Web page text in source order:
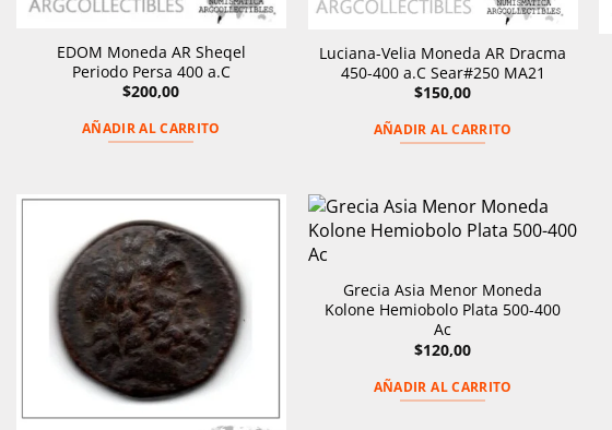
EDOM Moneda AR Sheqel
Periodo Persa 400 a.C
$200,00
AÑADIR AL CARRITO
Luciana-Velia Moneda AR Dracma
450-400 a.C Sear#250 MA21
$150,00
AÑADIR AL CARRITO
Grecia Asia Menor Moneda
Kolone Hemiobolo Plata 500-400
Ac
$120,00
AÑADIR AL CARRITO